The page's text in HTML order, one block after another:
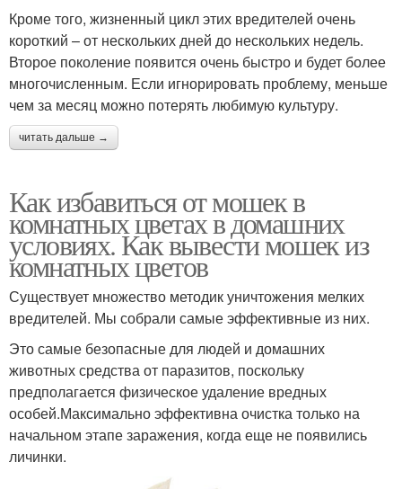
Кроме того, жизненный цикл этих вредителей очень
короткий – от нескольких дней до нескольких недель.
Второе поколение появится очень быстро и будет более
многочисленным. Если игнорировать проблему, меньше
чем за месяц можно потерять любимую культуру.
читать дальше →
Как избавиться от мошек в
комнатных цветах в домашних
условиях. Как вывести мошек из
комнатных цветов
Существует множество методик уничтожения мелких
вредителей. Мы собрали самые эффективные из них.
Это самые безопасные для людей и домашних
животных средства от паразитов, поскольку
предполагается физическое удаление вредных
особей.Максимально эффективна очистка только на
начальном этапе заражения, когда еще не появились
личинки.